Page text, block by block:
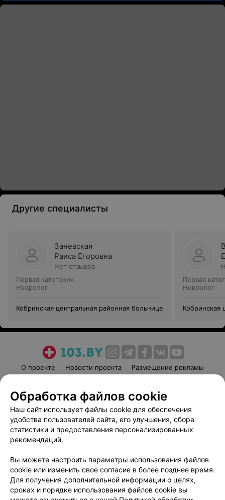
Другие специалисты
Заневская
Раиса Егоровна
Нет отзывов
Первая категория
Невролог
Кобринская центральная районная больница
Первая
Невролог
Кобринская
О проекте Новости проекта
Размещение рекламы
Пользовательское соглашение
Способы оплаты
Вакансии
Партнеры
Написать руководителю 103.by
Обработка персональных данных
Обработка файлов cookie
Наш сайт использует файлы cookie для обеспечения
удобства пользователей сайта, его улучшения, сбора
статистики и предоставления персонализированных
рекомендаций.
Вы можете настроить параметры использования файлов
cookie или изменить свое согласие в более позднее время.
Для получения дополнительной информации о целях,
сроках и порядке использования файлов cookie вы